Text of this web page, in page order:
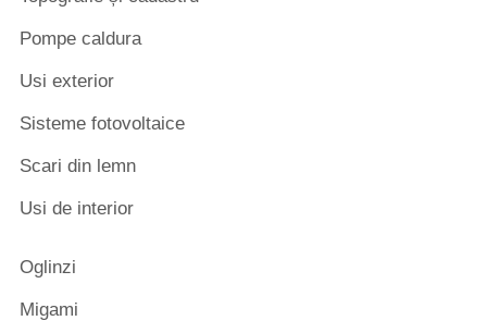
Pompe caldura
Usi exterior
Sisteme fotovoltaice
Scari din lemn
Usi de interior
Oglinzi
Migami